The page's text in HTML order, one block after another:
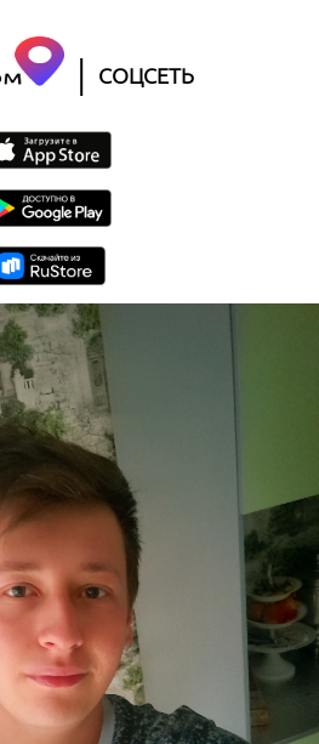
| СОЦСЕТЬ